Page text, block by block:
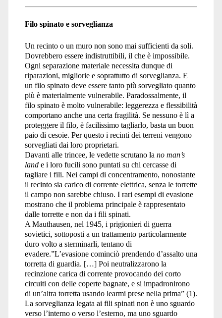
Filo spinato e sorveglianza
Un recinto o un muro non sono mai sufficienti da soli.
Dovrebbero essere indistruttibili, il che è impossibile.
Ogni separazione materiale necessita dunque di
riparazioni, migliorie e soprattutto di sorveglianza. E
un filo spinato deve essere tanto più sorvegliato quanto
più è materialmente vulnerabile. Paradossalmente, il
filo spinato è molto vulnerabile: leggerezza e flessibilità
comportano anche una certa fragilità. Se nessuno è lì a
proteggere il filo, è facilissimo tagliarlo, basta un buon
paio di cesoie. Per questo i recinti dei terreni vengono
sorvegliati dai loro proprietari.
Davanti alle trincee, le vedette scrutano la no man’s
land e i loro fucili sono puntati su chi cercasse di
tagliare i fili. Nei campi di concentramento, nonostante
il recinto sia carico di corrente elettrica, senza le torrette
il campo non sarebbe chiuso. I rari esempi di evasione
mostrano che il problema principale è rappresentato
dalle torrette e non da i fili spinati.
A Mauthausen, nel 1945, i prigionieri di guerra
sovietici, sottoposti a un trattamento particolarmente
duro volto a sterminarli, tentano di
evadere.”L’evasione cominciò prendendo d’assalto una
torretta di guardia. […] Poi neutralizzarono la
recinzione carica di corrente provocando dei corto
circuiti con delle coperte bagnate, e si impadronirono
di un’altra torretta usando learmi prese nella prima” (1).
La sorveglianza legata ai fili spinati non è uno sguardo
verso l’interno o verso l’esterno, ma uno sguardo